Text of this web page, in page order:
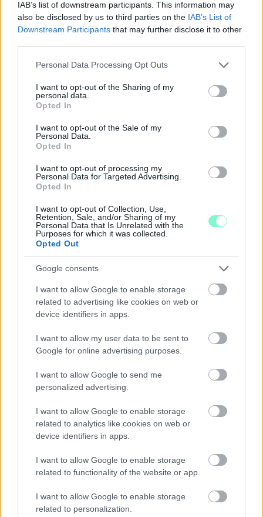
IAB’s list of downstream participants. This information may
also be disclosed by us to third parties on the IAB’s List of
Downstream Participants that may further disclose it to other
Please note that this website/app uses one or more Google
not limited to your visit or usage behaviour. You may click to
grant or deny consent to Google and its third-party tags to
use your data for below specified purposes in below Google
consent section.
Personal Data Processing Opt Outs
I want to opt-out of the Sharing of my
personal data.
Opted In
I want to opt-out of the Sale of my
Personal Data.
Opted In
I want to opt-out of processing my
Personal Data for Targeted Advertising.
Opted In
I want to opt-out of Collection, Use,
Retention, Sale, and/or Sharing of my
Personal Data that Is Unrelated with the
Purposes for which it was collected.
Opted Out
Google consents
I want to allow Google to enable storage
related to advertising like cookies on web or
device identifiers in apps.
I want to allow my user data to be sent to
Google for online advertising purposes.
I want to allow Google to send me
personalized advertising.
I want to allow Google to enable storage
related to analytics like cookies on web or
device identifiers in apps.
I want to allow Google to enable storage
related to functionality of the website or app.
I want to allow Google to enable storage
related to personalization.
ÖRÖMHÍR: TÍZ ÉVE NEM VOLT ILYEN ALACSONY AZ
INFLÁCIÓ MAGYARORSZÁGON
Júliusban mindössze 1,2 százalékkal emelkedtek éves
már csökkent.
KIVÁLÓ PROGRAM VÁR MINDENKIT EZEN A HÉTVÉGÉN
GYŐRBEN
Középpontban a hagyományőrzés, de lesz Pogány Induló és
Majka koncert, jóga szeánsz, “borhajózás” és egy csomó minden
Szólj hozzá!